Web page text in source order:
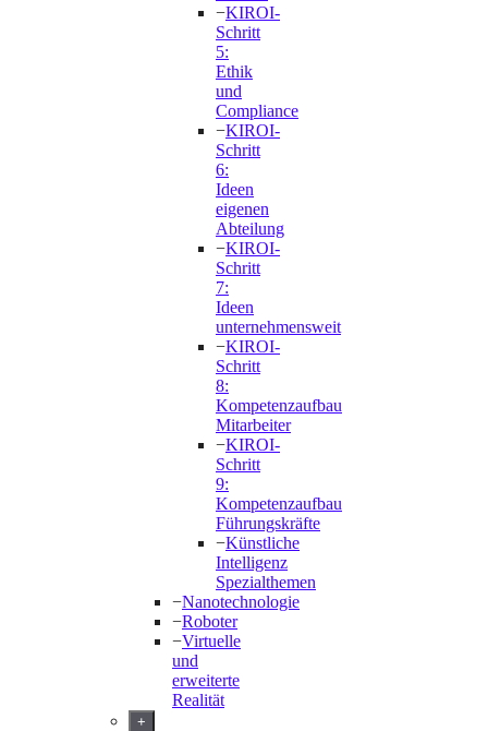
−KIROI-
Schritt
5:
Ethik
und
Compliance
−KIROI-
Schritt
6:
Ideen
eigenen
Abteilung
−KIROI-
Schritt
7:
Ideen
unternehmensweit
−KIROI-
Schritt
8:
Kompetenzaufbau
Mitarbeiter
−KIROI-
Schritt
9:
Kompetenzaufbau
Führungskräfte
−Künstliche
Intelligenz
Spezialthemen
−Nanotechnologie
−Roboter
−Virtuelle
und
erweiterte
Realität
+